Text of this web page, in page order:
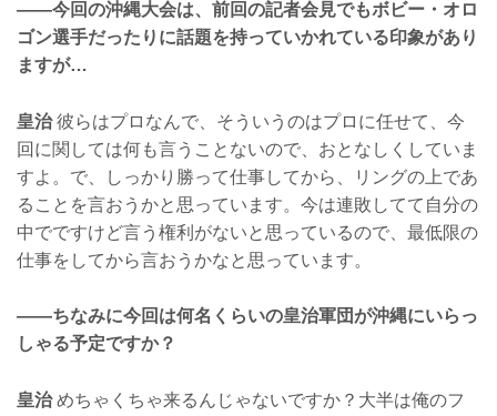
——今回の沖縄大会は、前回の記者会見でもボビー・オロ
ゴン選手だったりに話題を持っていかれている印象があり
ますが…
皇治彼らはプロなんで、そういうのはプロに任せて、今
回に関しては何も言うことないので、おとなしくしていま
すよ。で、しっかり勝って仕事してから、リングの上であ
ることを言おうかと思っています。今は連敗してて自分の
中でですけど言う権利がないと思っているので、最低限の
仕事をしてから言おうかなと思っています。
——ちなみに今回は何名くらいの皇治軍団が沖縄にいらっ
しゃる予定ですか？
皇治めちゃくちゃ来るんじゃないですか？大半は俺のフ